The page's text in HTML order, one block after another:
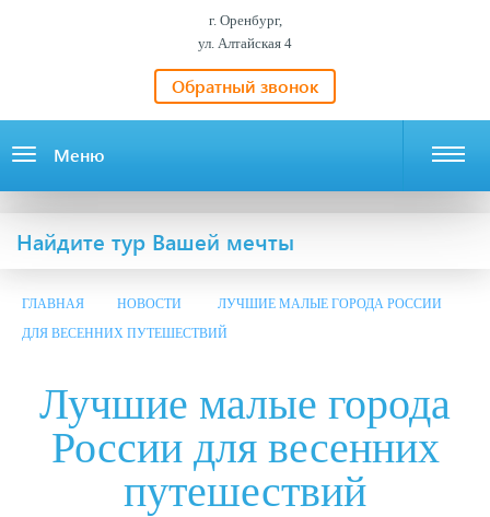
г. Оренбург,
ул. Алтайская 4
Обратный звонок
Меню
Найдите тур Вашей мечты
ГЛАВНАЯ НОВОСТИ
ЛУЧШИЕ МАЛЫЕ ГОРОДА РОССИИ
ДЛЯ ВЕСЕННИХ ПУТЕШЕСТВИЙ
Лучшие малые города
России для весенних
путешествий